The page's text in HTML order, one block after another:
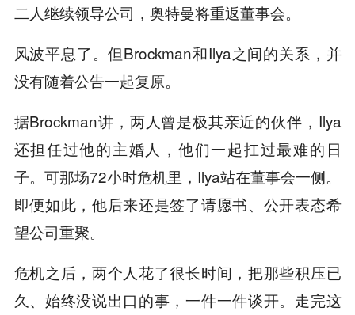
二人继续领导公司，奥特曼将重返董事会。
风波平息了。但Brockman和Ilya之间的关系，并
没有随着公告一起复原。
据Brockman讲，两人曾是极其亲近的伙伴，Ilya
还担任过他的主婚人，他们一起扛过最难的日
子。可那场72小时危机里，Ilya站在董事会一侧。
即便如此，他后来还是签了请愿书、公开表态希
望公司重聚。
危机之后，两个人花了很长时间，把那些积压已
久、始终没说出口的事，一件一件谈开。走完这